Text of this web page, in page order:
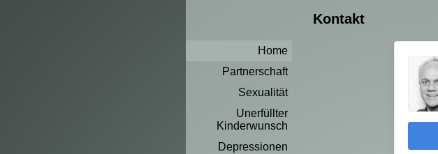
Home
Partnerschaft
Sexualität
Unerfüllter
Kinderwunsch
Depressionen
Kontakt